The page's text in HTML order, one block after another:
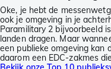
Oke, je hebt de
ook je omgeving in je
Paramilitary 2 bijvoorbeeld
landen dragen. Maar
een publieke omgeving kan
daarom een EDC-zakmes